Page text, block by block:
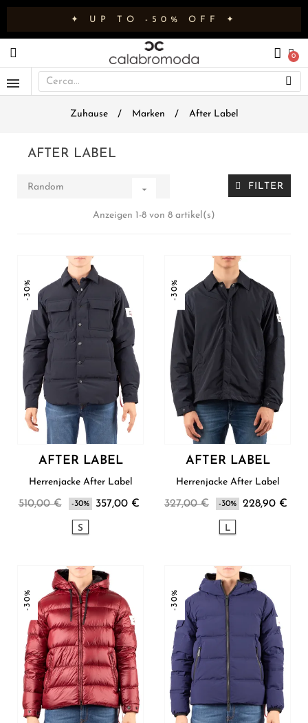
✦ UP TO -50% OFF ✦
Zuhause Marken After Label
AFTER LABEL
Random  FILTER
Anzeigen 1-8 von 8 artikel(s)
-30%
AFTER LABEL
Herrenjacke After Label
510,00 € -30% 357,00 €
S
-30%
AFTER LABEL
Herrenjacke After Label
327,00 € -30% 228,90 €
L
-30% -30%